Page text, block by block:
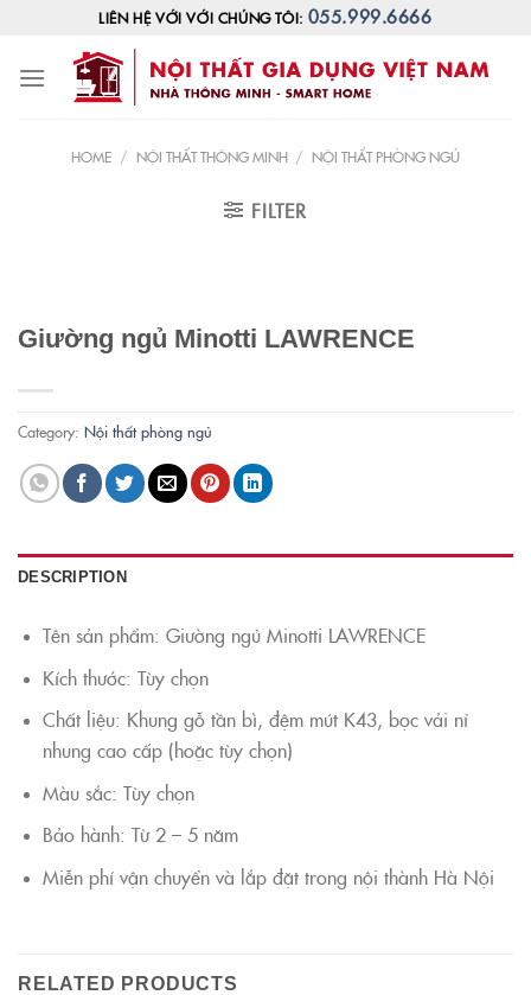
content
LIÊN HỆ VỚI VỚI CHÚNG TÔI: 055.999.6666
HOME / NỘI THẤT THÔNG MINH / NỘI THẤT PHÒNG NGỦ
FILTER
Giường ngủ Minotti LAWRENCE
Category: Nội thất phòng ngủ
DESCRIPTION
Tên sản phẩm: Giường ngủ Minotti LAWRENCE
Kích thước: Tùy chọn
Chất liệu: Khung gỗ tần bì, đệm mút K43, bọc vải nỉ
nhung cao cấp (hoặc tùy chọn)
Màu sắc: Tùy chọn
Bảo hành: Từ 2 – 5 năm
Miễn phí vận chuyển và lắp đặt trong nội thành Hà Nội
RELATED PRODUCTS